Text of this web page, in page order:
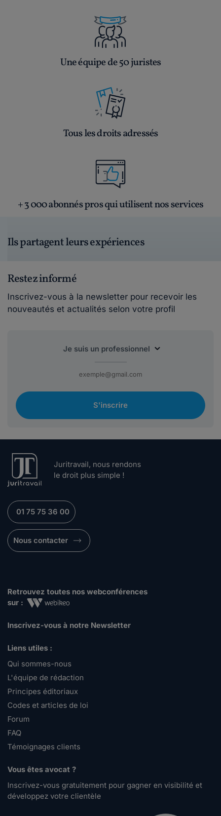
Une équipe de 50 juristes
Tous les droits adressés
+ 3 000 abonnés pros qui utilisent nos services
Ils partagent leurs expériences
Restez informé
Inscrivez-vous à la newsletter pour recevoir les
nouveautés et actualités selon votre profil
S'inscrire
Juritravail, nous rendons
le droit plus simple !
01 75 75 36 00
Nous contacter
Retrouvez toutes nos webconférences
sur :
Inscrivez-vous à notre Newsletter
Liens utiles :
Qui sommes-nous
L'équipe de rédaction
Principes éditoriaux
Codes et articles de loi
Forum
FAQ
Témoignages clients
Vous êtes avocat ?
Inscrivez-vous gratuitement pour gagner en visibilité et
développez votre clientèle